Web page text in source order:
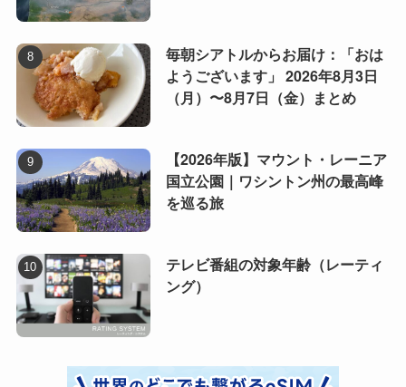
毎朝シアトルからお届け：「おは
ようございます」 2026年8月3日
（月）〜8月7日（金）まとめ
【2026年版】マウント・レーニア
国立公園｜ワシントン州の最高峰
を巡る旅
テレビ番組の対象年齢（レーティ
ング）